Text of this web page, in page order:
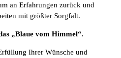
an Erfahrungen zurück und
mit größter Sorgfalt.
„Blaue vom Himmel“.
Ihrer Wünsche und